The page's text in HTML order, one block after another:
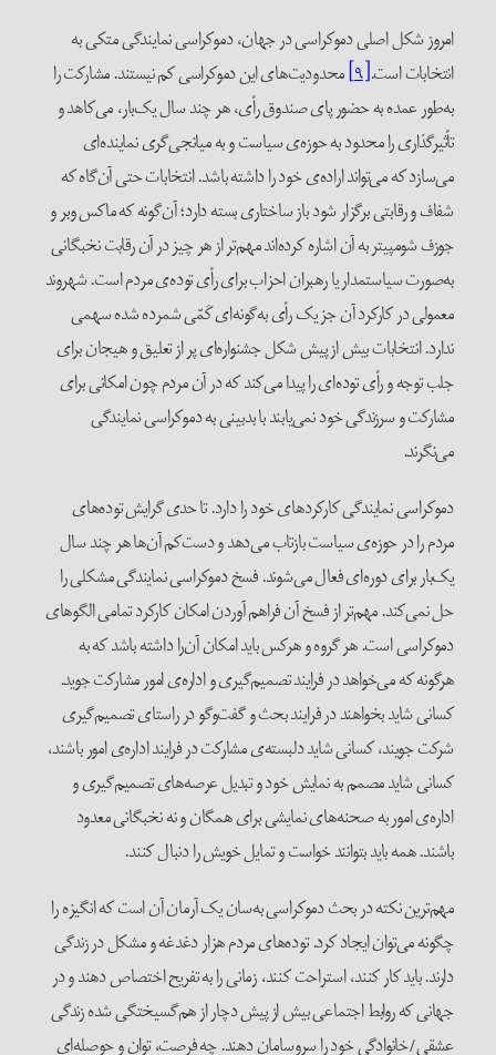
امروز شکل اصلی دموکراسی در جهان، دموکراسی نمایندگی متکی به
انتخابات است.[۹] محدودیت‌های این دموکراسی کم نیستند. مشارکت را
به‌طور عمده به حضور پای صندوق رأی، هر چند سال یک‌بار، می‌کاهد و
تأثیرگذاری را محدود به حوزه‌ی سیاست و به میانجی‌گری نماینده‌ای
می‌سازد که می‌تواند اراده‌ی خود را داشته باشد. انتخابات حتی آن‌گاه که
شفاف و رقابتی برگزار شود باز ساختاری بسته دارد؛ آن‌گونه که ماکس وبر و
جوزف شومپیتر به آن اشاره کرده‌اند مهم‌تر از هر چیز در آن رقابت نخبگانی
به‌صورت سیاستمدار یا رهبران احزاب برای رأی توده‌ی مردم است. شهروند
معمولی در کارکرد آن جز یک رأی به‌گونه‌ای کَمّی شمرده شده سهمی
ندارد. انتخابات بیش از پیش شکل جشنواره‌ای پر از تعلیق و هیجان برای
جلب توجه و رأی توده‌ای را پیدا می‌کند که در آن مردم چون امکانی برای
مشارکت و سرزندگی خود نمی‌یابند با بدبینی به دموکراسی نمایندگی
می‌نگرند.
دموکراسی نمایندگی کارکردهای خود را دارد. تا حدی گرایش توده‌های
مردم را در حوزه‌‌ی سیاست بازتاب می‌دهد و دست‌کم آن‌ها هر چند سال
یک‌بار برای دوره‌ای فعال می‌شوند. فسخ دموکراسی نمایندگی مشکلی را
حل نمی‌کند. مهم‌تر از فسخ آن فراهم آوردن امکان کارکرد تمامی الگوهای
دموکراسی است. هر گروه و هرکس باید امکان آن‌را داشته باشد که به
هرگونه که می‌خواهد در فرایند تصمیم‌گیری و اداره‌ی امور مشارکت جوید.
کسانی شاید بخواهند در فرایند بحث و گفت‌وگو در راستای تصمیم‌گیری
شرکت جویند، کسانی شاید دلبسته‌ی مشارکت در فرایند اداره‌ی ‌امور باشند،
کسانی شاید مصمم به نمایش خود و تبدیل عرصه‌های تصمیم‌گیری و
اداره‌ی امور به صحنه‌های نمایشی برای همگان و نه نخبگانی معدود
باشند. همه باید بتوانند خواست و تمایل خویش را دنبال کنند.
مهم‌ترین نکته در بحث دموکراسی به‌سان یک آرمان آن است که انگیزه را
چگونه می‌توان ایجاد کرد. توده‌های مردم هزار دغدغه و مشکل در زندگی
دارند. باید کار کنند، استراحت کنند، زمانی را به تفریح اختصاص دهند و در
جهانی که روابط اجتماعی بیش از پیش دچار از هم‌گسیختگی شده زندگی
عشقی/خانوادگی خود را سروسامان دهند. چه فرصت،‌ توان و حوصله‌ای